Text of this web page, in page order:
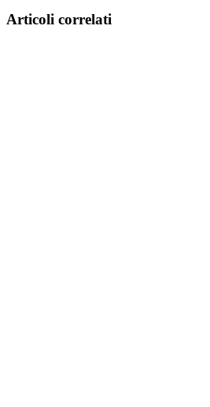
Articoli correlati